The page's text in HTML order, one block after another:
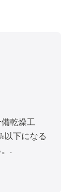
乾燥工
以下になる
.